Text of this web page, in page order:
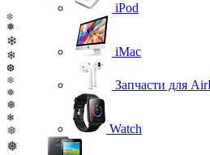
❆
❅
❄
❄
❆
❄
❅
❅
❄
❅
❅
iPod
iMac
Запчасти для
Watch